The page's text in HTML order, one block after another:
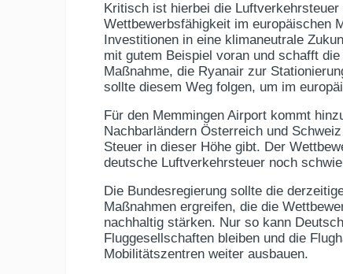
Kritisch ist hierbei die
Wettbewerbsfähigkeit im europäischen
Investitionen in eine klimaneutrale
mit gutem Beispiel voran und schafft
Maßnahme, die Ryanair zur
sollte diesem Weg folgen, um im
Für den Memmingen Airport kommt
Nachbarländern Österreich und
Steuer in dieser Höhe gibt. Der
deutsche Luftverkehrsteuer noch
Die Bundesregierung sollte die
Maßnahmen ergreifen, die die
nachhaltig stärken. Nur so kann
Fluggesellschaften bleiben und die
Mobilitätszentren weiter ausbauen.